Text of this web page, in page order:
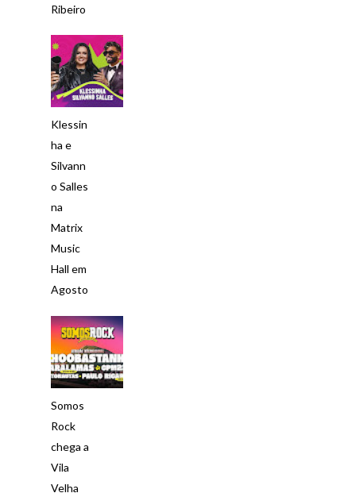
Ribeiro
Klessin
ha e
Silvann
o Salles
na
Matrix
Music
Hall em
Agosto
Somos
Rock
chega a
Vila
Velha